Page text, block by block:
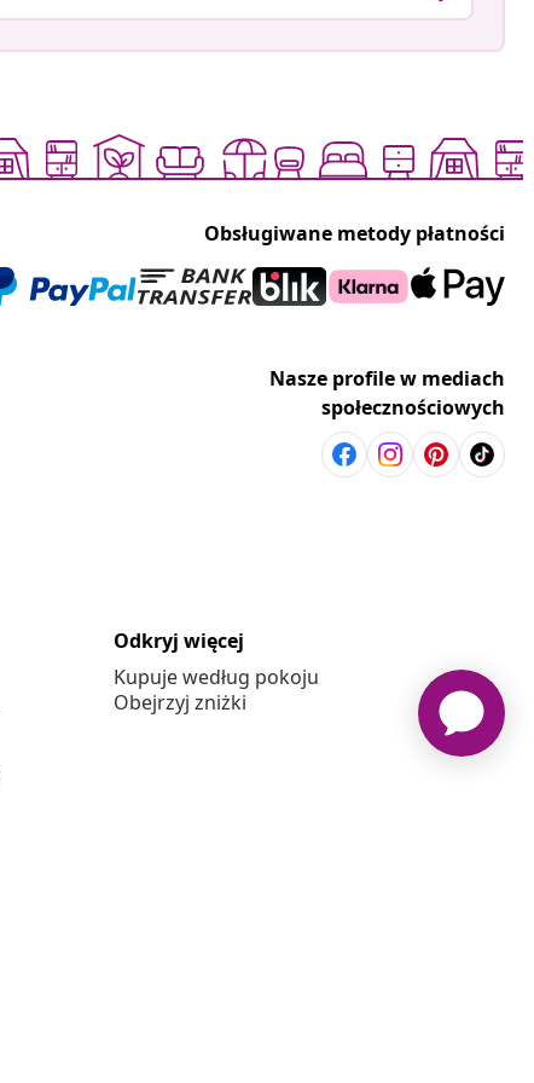
Obsługiwane metody płatności
Nasze profile w mediach
społecznościowych
Odkryj więcej
Kupuje według pokoju
Obejrzyj zniżki